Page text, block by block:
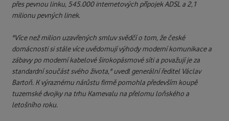
přes pevnou linku, 545.000 internetových přípojek ADSL a 2,1
milionu pevných linek.
"Více než milion uzavřených smluv svědčí o tom, že české
domácnosti si stále více uvědomují výhody moderní komunikace a
zábavy po moderní kabelové širokopásmové síti a považují je za
standardní součást svého života," uvedl generální ředitel Václav
Bartoň. K výraznému nárůstu firmě pomohla především koupě
tuzemské dvojky na trhu Karnevalu na přelomu loňského a
letošního roku.